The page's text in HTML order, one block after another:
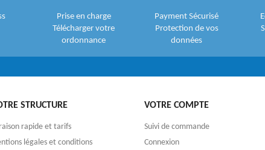
Prise en charge
Télécharger votre
ordonnance
Payment Sécurisé
Protection de vos
données
STRUCTURE
rapide et tarifs
légales et conditions
VOTRE COMPTE
Suivi de commande
Connexion